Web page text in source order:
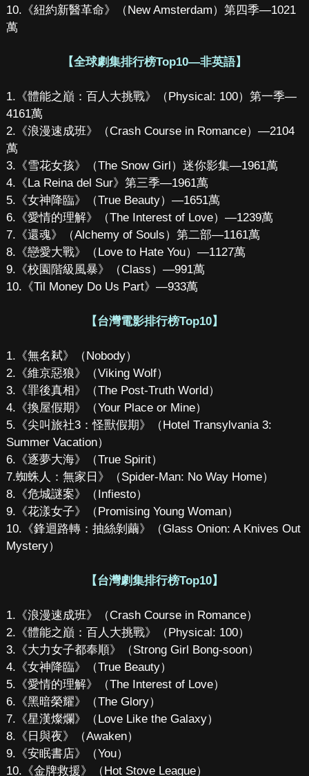
10.《紐約新醫革命》（New Amsterdam）第四季—1021
萬
【全球劇集排行榜Top10—非英語】
1.《體能之巔：百人大挑戰》（Physical: 100）第一季—
4161萬
2.《浪漫速成班》（Crash Course in Romance）—2104
萬
3.《雪花女孩》（The Snow Girl）迷你影集—1961萬
4.《La Reina del Sur》第三季—1961萬
5.《女神降臨》（True Beauty）—1651萬
6.《愛情的理解》（The Interest of Love）—1239萬
7.《還魂》（Alchemy of Souls）第二部—1161萬
8.《戀愛大戰》（Love to Hate You）—1127萬
9.《校園階級風暴》（Class）—991萬
10.《Til Money Do Us Part》—933萬
【台灣電影排行榜Top10】
1.《無名弒》（Nobody）
2.《維京惡狼》（Viking Wolf）
3.《罪後真相》（The Post-Truth World）
4.《換屋假期》（Your Place or Mine）
5.《尖叫旅社3：怪獸假期》（Hotel Transylvania 3:
Summer Vacation）
6.《逐夢大海》（True Spirit）
7.蜘蛛人：無家日》（Spider-Man: No Way Home）
8.《危城謎案》（Infiesto）
9.《花漾女子》（Promising Young Woman）
10.《鋒迴路轉：抽絲剝繭》（Glass Onion: A Knives Out
Mystery）
【台灣劇集排行榜Top10】
1.《浪漫速成班》（Crash Course in Romance）
2.《體能之巔：百人大挑戰》（Physical: 100）
3.《大力女子都奉順》（Strong Girl Bong-soon）
4.《女神降臨》（True Beauty）
5.《愛情的理解》（The Interest of Love）
6.《黑暗榮耀》（The Glory）
7.《星漢燦爛》（Love Like the Galaxy）
8.《日與夜》（Awaken）
9.《安眠書店》（You）
10.《金牌救援》（Hot Stove League）